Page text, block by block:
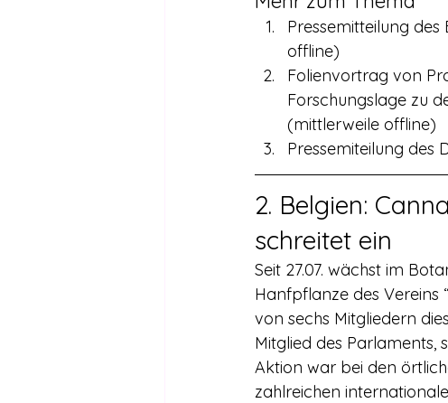
Pressemitteilung
offline)
Folienvortrag von
Forschungslage zu
(mittlerweile offline)
Pressemiteilung des
2. Belgien:
schreitet ein
Seit 27.07. wächst im
Hanfpflanze des Vereins
von sechs Mitgliedern
Mitglied des Parlaments,
Aktion war bei den
zahlreichen